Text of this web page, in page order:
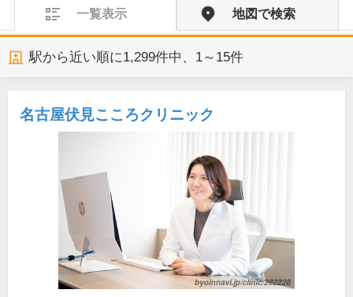
一覧表示 地図で検索
駅から近い順に1,299件中、 1～15件
名古屋伏見こころクリニック